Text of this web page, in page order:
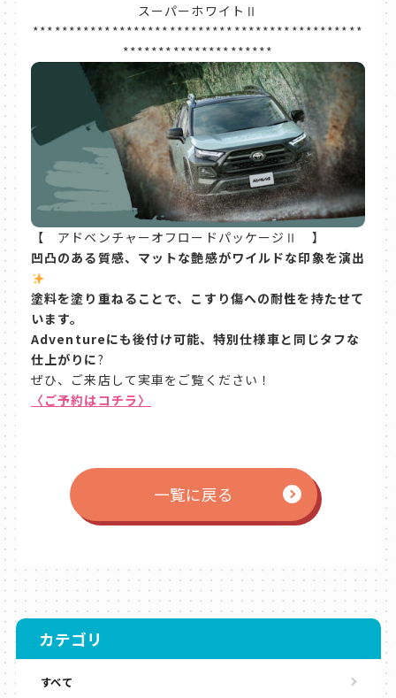
スーパーホワイトⅡ
**********************************************
*********************
【 アドベンチャーオフロードパッケージⅡ 】
凹凸のある質感、マットな艶感がワイルドな印象を演出
塗料を塗り重ねることで、こすり傷への耐性を持たせて
います。
Adventureにも後付け可能、特別仕様車と同じタフな
仕上がりに?
ぜひ、ご来店して実車をご覧ください！
〈ご予約はコチラ〉
一覧に戻る
カテゴリ
すべて